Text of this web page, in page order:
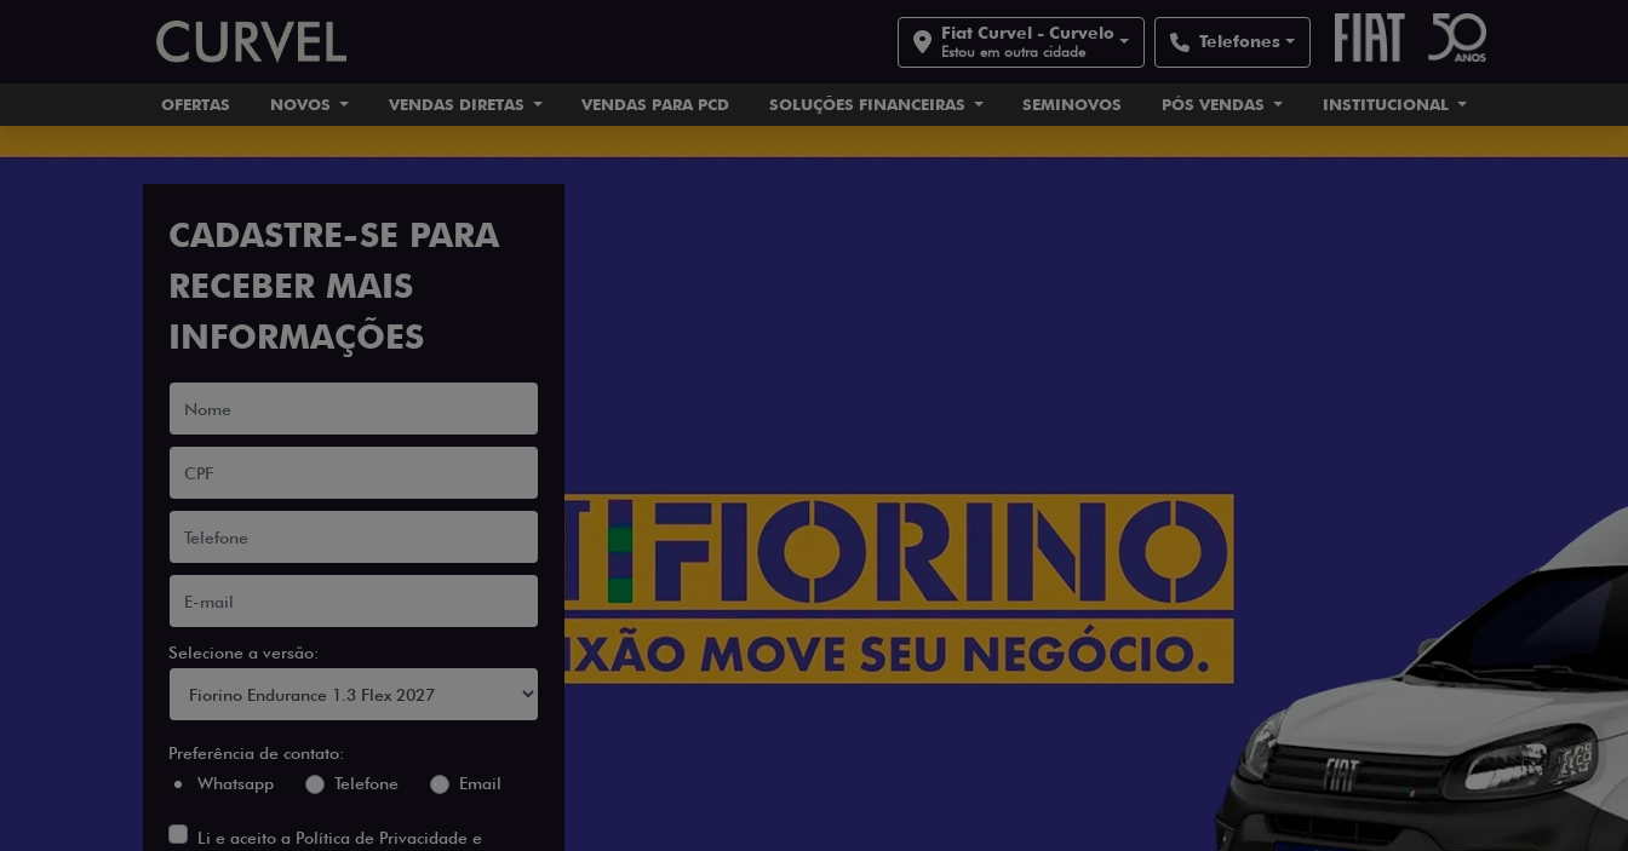
Fiat Curvel - Curvelo
Estou em outra cidade Telefones
OFERTAS NOVOS VENDAS DIRETAS VENDAS PARA PCD SOLUÇÕES FINANCEIRAS SEMINOVOS PÓS VENDAS INSTITUCIONAL
CADASTRE-SE PARA
RECEBER MAIS
INFORMAÇÕES
Selecione a versão:
Preferência de contato:
Whatsapp
Telefone Email
Li e aceito a Política de Privacidade e